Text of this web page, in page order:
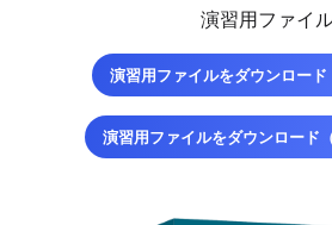
演習用ファイ
演習用ファイルをダウンロード
演習用ファイルをダウンロード